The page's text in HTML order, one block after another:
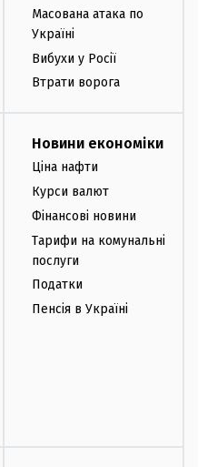
Масована атака по
Україні
Вибухи у Росії
Втрати ворога
Новини економіки
Ціна нафти
Курси валют
Фінансові новини
Тарифи на комунальні
послуги
Податки
Пенсія в Україні